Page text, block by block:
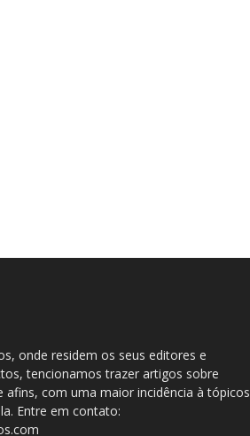
onde residem os seus editores e
tencionamos trazer artigos sobre
afins, com uma maior incidência à tópicos
Entre em contato: